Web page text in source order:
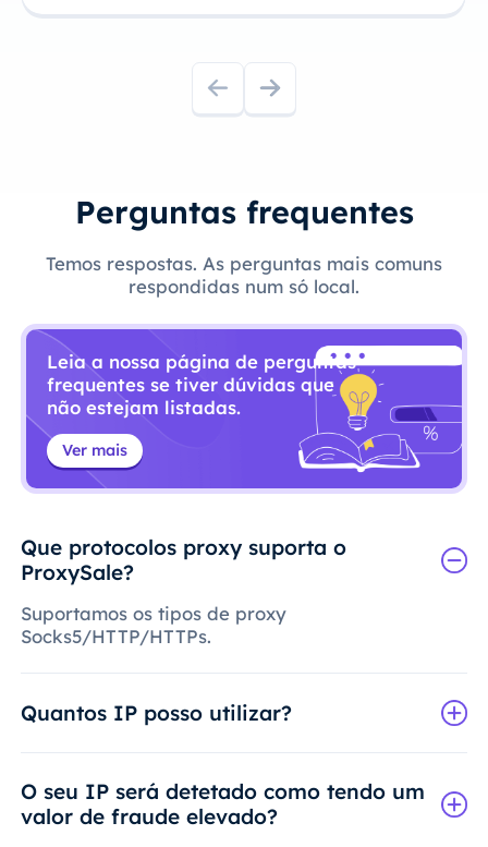
Perguntas frequentes
Temos respostas. As perguntas mais comuns
respondidas num só local.
Leia a nossa página de perguntas
frequentes se tiver dúvidas que
não estejam listadas.
Ver mais
Que protocolos proxy suporta o
ProxySale?
Suportamos os tipos de proxy
Socks5/HTTP/HTTPs.
Quantos IP posso utilizar?
O seu IP será detetado como tendo um
valor de fraude elevado?